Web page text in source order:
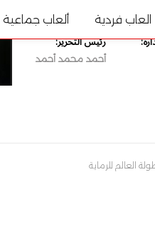
رئيس التحرير:
أحمد محمد أحمد
العالم للرماية